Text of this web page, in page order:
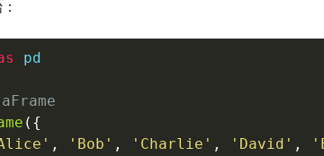
pd
( {
, 'Bob' , 'Charlie' , 'David' ,